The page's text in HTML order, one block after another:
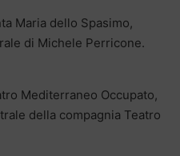
Maria dello Spasimo,
di Michele Perricone.
Mediterraneo Occupato,
della compagnia Teatro